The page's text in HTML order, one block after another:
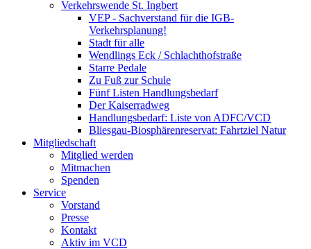
Verkehrswende St. Ingbert
VEP - Sachverstand für die IGB-
Verkehrsplanung!
Stadt für alle
Wendlings Eck / Schlachthofstraße
Starre Pedale
Zu Fuß zur Schule
Fünf Listen Handlungsbedarf
Der Kaiserradweg
Handlungsbedarf: Liste von ADFC/VCD
Bliesgau-Biosphärenreservat: Fahrtziel Natur
Mitgliedschaft
Mitglied werden
Mitmachen
Spenden
Service
Vorstand
Presse
Kontakt
Aktiv im VCD